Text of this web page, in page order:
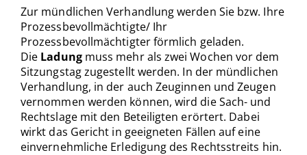
Zur mündlichen Verhandlung werden Sie bzw. Ihre
Prozessbevollmächtigte/ Ihr
Prozessbevollmächtigter förmlich geladen.
Die Ladungmuss mehr als zwei Wochen vor dem
Sitzungstag zugestellt werden. In der mündlichen
Verhandlung, in der auch Zeuginnen und Zeugen
vernommen werden können, wird die Sach- und
Rechtslage mit den Beteiligten erörtert. Dabei
wirkt das Gericht in geeigneten Fällen auf eine
einvernehmliche Erledigung des Rechtsstreits hin.